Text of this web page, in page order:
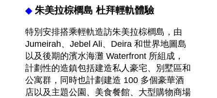
◆ 朱美拉棕櫚島 杜拜輕軌體驗
特別安排搭乘輕軌造訪朱美拉棕櫚島，由
Jumeirah、Jebel Ali、Deira 和世界地圖島
以及後期的濱水海灘 Waterfront 所組成，
計劃性的造鎮包括建造私人豪宅、別墅區和
公寓群，同時也計劃建造 100 多個豪華酒
店以及主題公園、美食餐館、大型購物商場